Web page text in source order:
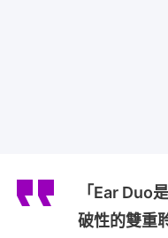
「Ear Duo
破性的雙重